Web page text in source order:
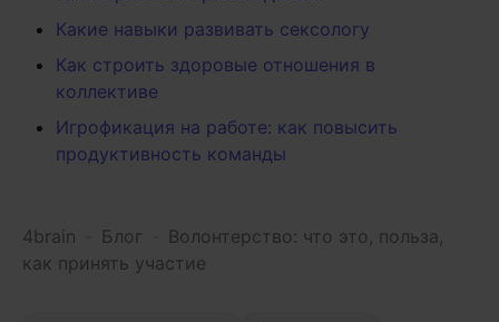
Какие навыки развивать сексологу
Как строить здоровые отношения в
коллективе
Игрофикация на работе: как повысить
продуктивность команды
4brain Блог
Волонтерство: что это, польза,
как принять участие